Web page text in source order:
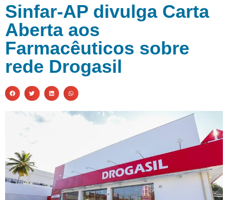
Sinfar-AP divulga Carta
Aberta aos
Farmacêuticos sobre
rede Drogasil